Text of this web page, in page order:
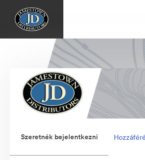
Szeretnék bejelentkezni